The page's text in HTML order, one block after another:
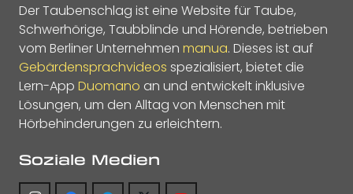
Der Taubenschlag ist eine Website für Taube,
Schwerhörige, Taubblinde und Hörende, betrieben
vom Berliner Unternehmen manua. Dieses ist auf
Gebärdensprachvideos spezialisiert, bietet die
Lern-App Duomano an und entwickelt inklusive
Lösungen, um den Alltag von Menschen mit
Hörbehinderungen zu erleichtern.
Soziale Medien